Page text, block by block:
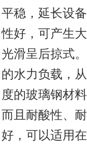
平稳，延长设
性好，可产生
光滑呈后掠式
的水力负载，
度的玻璃钢材
而且耐酸性、
好，可以适用